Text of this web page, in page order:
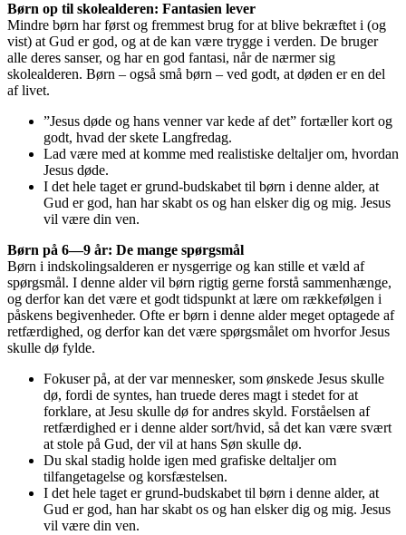
Børn op til skolealderen: Fantasien lever
Mindre børn har først og fremmest brug for at blive bekræftet i (og
vist) at Gud er god, og at de kan være trygge i verden. De bruger
alle deres sanser, og har en god fantasi, når de nærmer sig
skolealderen. Børn – også små børn – ved godt, at døden er en del
af livet.
”Jesus døde og hans venner var kede af det” fortæller kort og
godt, hvad der skete Langfredag.
Lad være med at komme med realistiske deltaljer om, hvordan
Jesus døde.
I det hele taget er grund-budskabet til børn i denne alder, at
Gud er god, han har skabt os og han elsker dig og mig. Jesus
vil være din ven.
Børn på 6—9 år: De mange spørgsmål
Børn i indskolingsalderen er nysgerrige og kan stille et væld af
spørgsmål. I denne alder vil børn rigtig gerne forstå sammenhænge,
og derfor kan det være et godt tidspunkt at lære om rækkefølgen i
påskens begivenheder. Ofte er børn i denne alder meget optagede af
retfærdighed, og derfor kan det være spørgsmålet om hvorfor Jesus
skulle dø fylde.
Fokuser på, at der var mennesker, som ønskede Jesus skulle
dø, fordi de syntes, han truede deres magt i stedet for at
forklare, at Jesu skulle dø for andres skyld. Forståelsen af
retfærdighed er i denne alder sort/hvid, så det kan være svært
at stole på Gud, der vil at hans Søn skulle dø.
Du skal stadig holde igen med grafiske deltaljer om
tilfangetagelse og korsfæstelsen.
I det hele taget er grund-budskabet til børn i denne alder, at
Gud er god, han har skabt os og han elsker dig og mig. Jesus
vil være din ven.